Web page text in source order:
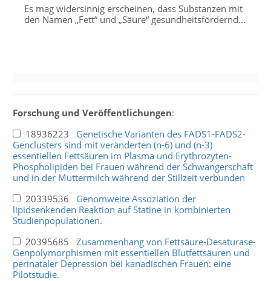
Es mag widersinnig erscheinen, dass Substanzen mit
den Namen „Fett“ und „Säure“ gesundheitsfördernd...
Forschung und Veröffentlichungen:
18936223 Genetische Varianten des FADS1-FADS2-
Genclusters sind mit veränderten (n-6) und (n-3)
essentiellen Fettsäuren im Plasma und Erythrozyten-
Phospholipiden bei Frauen während der Schwangerschaft
und in der Muttermilch während der Stillzeit verbunden
20339536 Genomweite Assoziation der
lipidsenkenden Reaktion auf Statine in kombinierten
Studienpopulationen.
20395685 Zusammenhang von Fettsäure-Desaturase-
Genpolymorphismen mit essentiellen Blutfettsäuren und
perinataler Depression bei kanadischen Frauen: eine
Pilotstudie.